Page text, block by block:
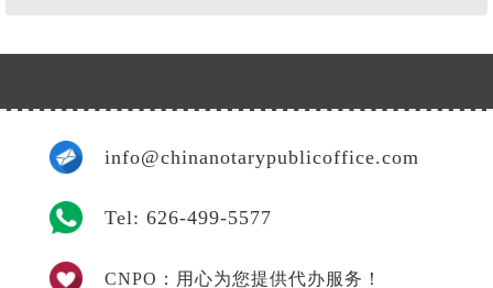
我
info@chinanotarypublicoffice.com
Tel: 626-499-5577
CNPO：用心为您提供代办服务！